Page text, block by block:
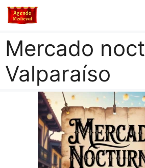
Saltar
Mercado
Valparaíso